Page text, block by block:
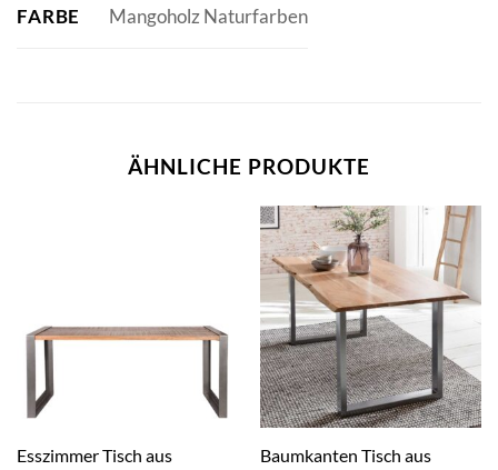
FARBE Mangoholz Naturfarben
ÄHNLICHE PRODUKTE
Esszimmer Tisch aus
Baumkanten Tisch aus